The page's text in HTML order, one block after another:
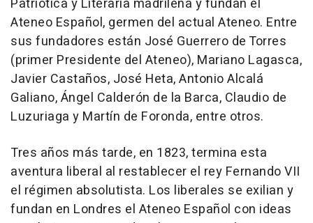
Patriótica y Literaria madrileña y fundan el
Ateneo Español, germen del actual Ateneo. Entre
sus fundadores están José Guerrero de Torres
(primer Presidente del Ateneo), Mariano Lagasca,
Javier Castaños, José Heta, Antonio Alcalá
Galiano, Ángel Calderón de la Barca, Claudio de
Luzuriaga y Martín de Foronda, entre otros.
Tres años más tarde, en 1823, termina esta
aventura liberal al restablecer el rey Fernando VII
el régimen absolutista. Los liberales se exilian y
fundan en Londres el Ateneo Español con ideas